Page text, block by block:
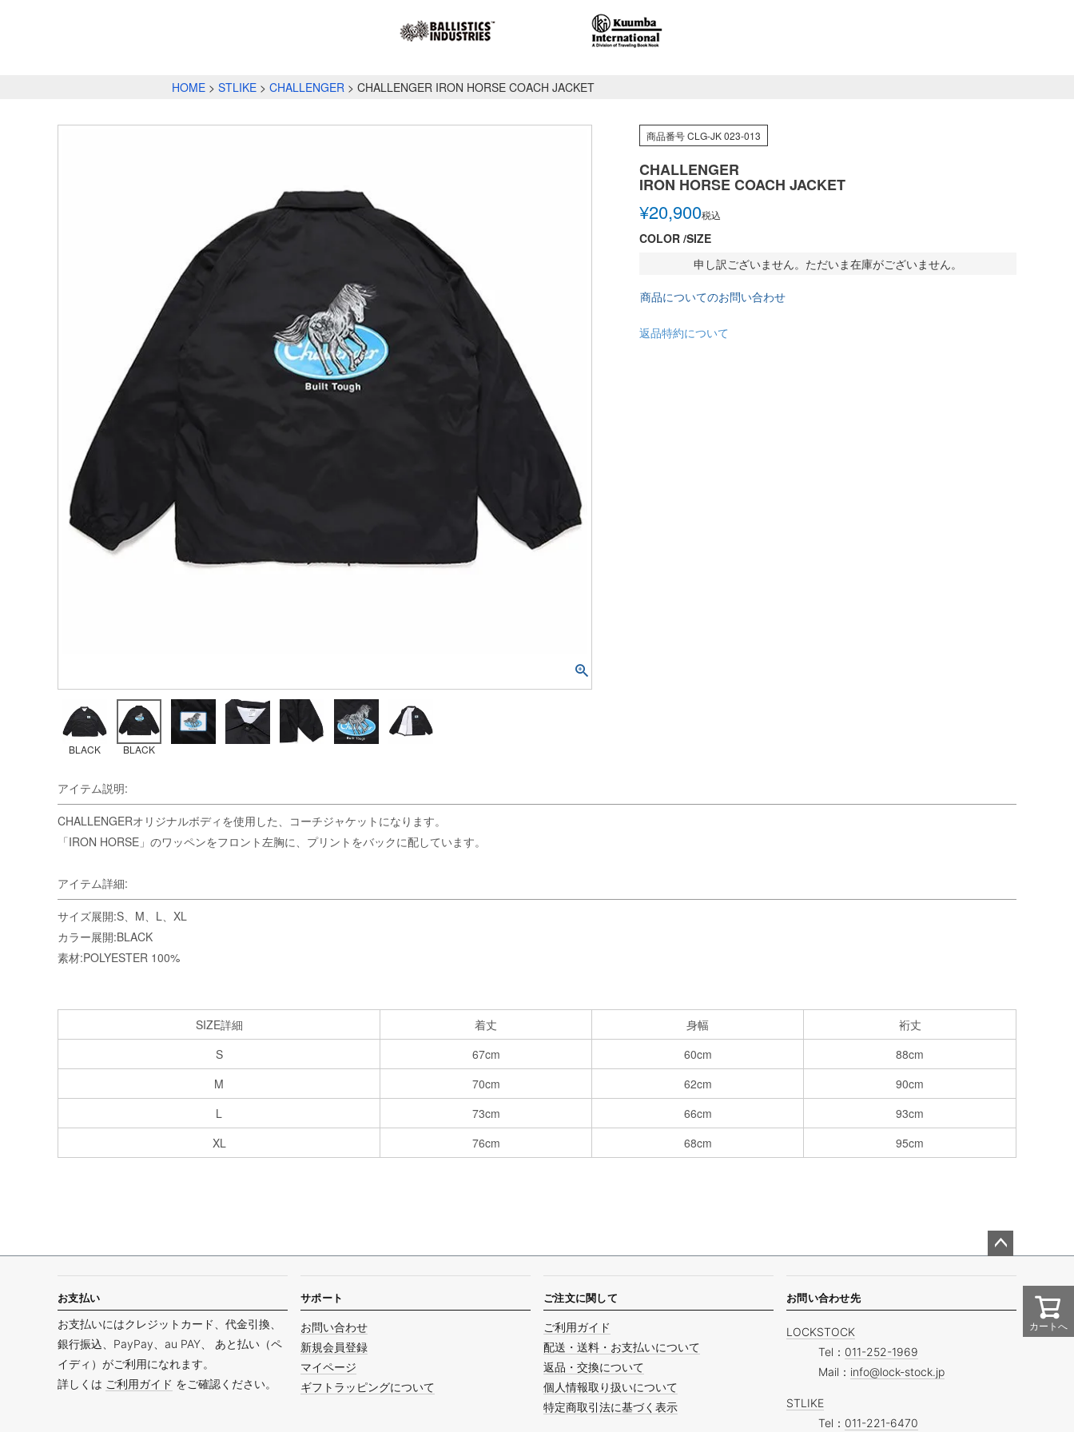
HOME STLIKE CHALLENGER CHALLENGER IRON HORSE COACH JACKET
BLACK BLACK
商品番号CLG-JK 023-013
CHALLENGER
IRON HORSE COACH JACKET
¥20,900税込
COLOR SIZE
申し訳ございません。ただいま在庫がございません。
商品についてのお問い合わせ
返品特約について
アイテム説明:
CHALLENGERオリジナルボディを使用した、コーチジャケットになります。
「IRON HORSE」のワッペンをフロント左胸に、プリントをバックに配しています。
アイテム詳細:
サイズ展開:S、M、L、XL
カラー展開:BLACK
素材:POLYESTER 100%
SIZE詳細 着丈 身幅
裄丈
S
67cm 60cm
88cm
M
70cm 62cm
90cm
L
73cm 66cm
93cm
XL
76cm 68cm 95cm
カートへ
ジト
へ
お支払い
お支払いにはクレジットカード、代金引換、
銀行振込、PayPay、au PAY、 あと払い（ペ
イディ）がご利用になれます。
詳しくは ご利用ガイド をご確認ください。
サポート
お問い合わせ
新規会員登録
マイページ
ギフトラッピングについて
ご注文に関して
ご利用ガイド
配送・送料・お支払いについて
返品・交換について
個人情報取り扱いについて
特定商取引法に基づく表示
お問い合わせ先
LOCKSTOCK
Tel： 011-252-1969
Mail： info@lock-stock.jp
STLIKE
Tel： 011-221-6470